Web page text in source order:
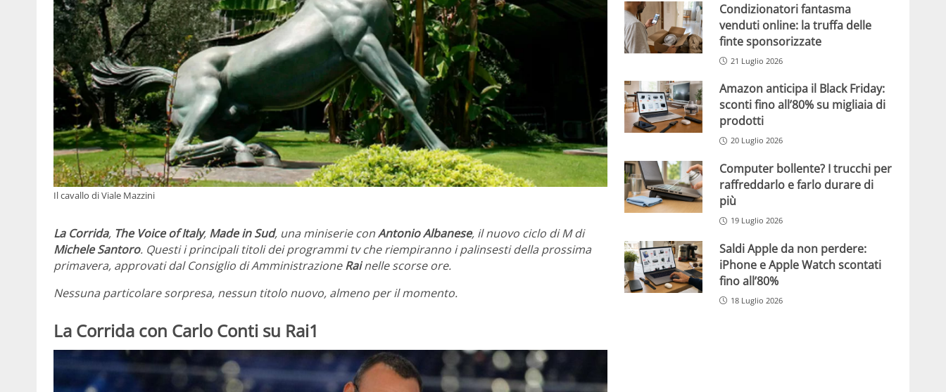
Il cavallo di Viale Mazzini
La Corrida, The Voice of Italy, Made in Sud, una miniserie conAntonio Albanese, il nuovo ciclo di M di
Michele Santoro. Questi i principali titoli dei programmi tv che riempiranno i palinsesti della prossima
primavera, approvati dal Consiglio di AmministrazioneRainelle scorse ore.
Nessuna particolare sorpresa, nessun titolo nuovo, almeno per il momento.
La Corrida con Carlo Conti su Rai1
Condizionatori fantasma
venduti online: la truffa delle
finte sponsorizzate
21 Luglio 2026
Amazon anticipa il Black Friday:
sconti fino all’80% su migliaia di
prodotti
20 Luglio 2026
Computer bollente? I trucchi per
raffreddarlo e farlo durare di
più
19 Luglio 2026
Saldi Apple da non perdere:
iPhone e Apple Watch scontati
fino all’80%
18 Luglio 2026